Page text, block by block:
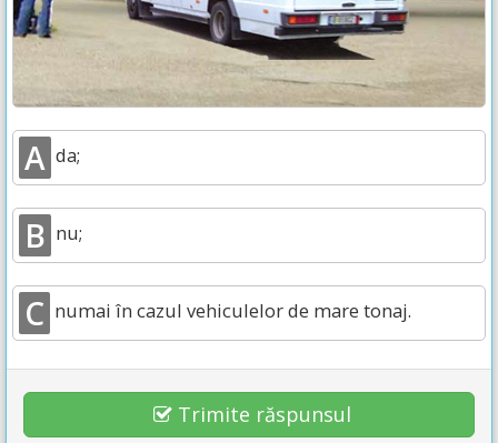
A da;
B nu;
C numai în cazul vehiculelor de mare tonaj.
Trimite răspunsul